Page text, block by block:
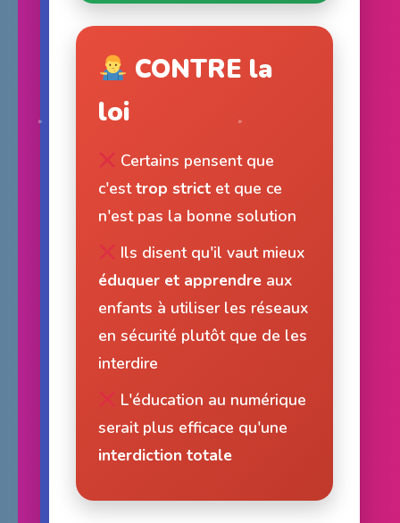
CONTRE la
loi
Certains pensent que
c'esttrop strict et que ce
n'est pas la bonne solution
Ils disent qu'il vaut mieux
éduquer et apprendre aux
enfants à utiliser les réseaux
en sécurité plutôt que de les
interdire
L'éducation au numérique
serait plus efficace qu'une
interdiction totale